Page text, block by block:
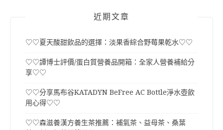
近期文章
♡♡夏天酸甜飲品的選擇：淡果香綜合野莓果乾水♡♡
♡♡譚博士評價/蛋白質營養品開箱：全家人營養補給分
享♡♡
♡♡分享馬布谷KATADYN BeFree AC Bottle淨水壺飲
用心得♡♡
♡♡森滋養漢方養生茶推薦：補氣茶、益母茶、桑葉